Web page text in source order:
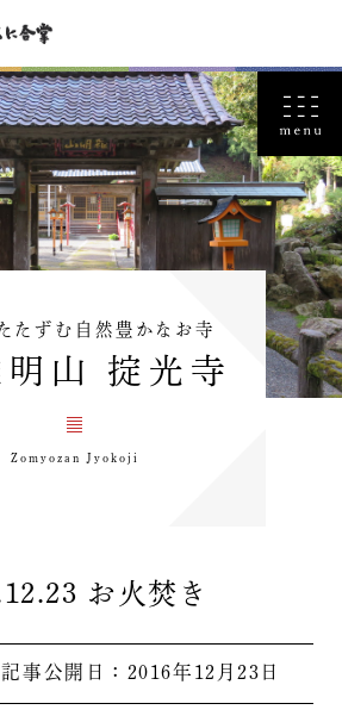
たずむ自然豊かなお寺
明山 掟光寺
Zomyozan Jyokoji
お火焚き
記事公開日： 2016年12月23日